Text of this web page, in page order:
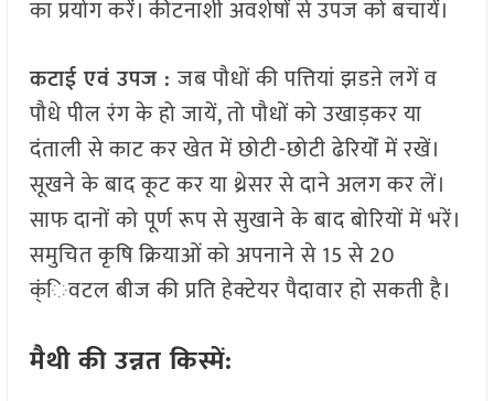
का प्रयोग करें। कीटनाशी अवशेषों से उपज को बचायें।
कटाई एवं उपज :जब पौधों की पत्तियां झडऩे लगें व
पौधे पील रंग के हो जायें, तो पौधों को उखाड़कर या
दंताली से काट कर खेत में छोटी-छोटी ढेरियोंं में रखें।
सूखने के बाद कूट कर या थ्रेसर से दाने अलग कर लें।
साफ दानों को पूर्ण रूप से सुखाने के बाद बोरियों में भरें।
समुचित कृषि क्रियाओं को अपनाने से 15 से 20
क्ंिवटल बीज की प्रति हेक्टेयर पैदावार हो सकती है।
मैथी की उन्नत किस्में: